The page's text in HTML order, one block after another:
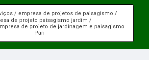
empresa de projetos de paisagismo
de projeto paisagismo jardim
de projeto de jardinagem e paisagismo
Pari